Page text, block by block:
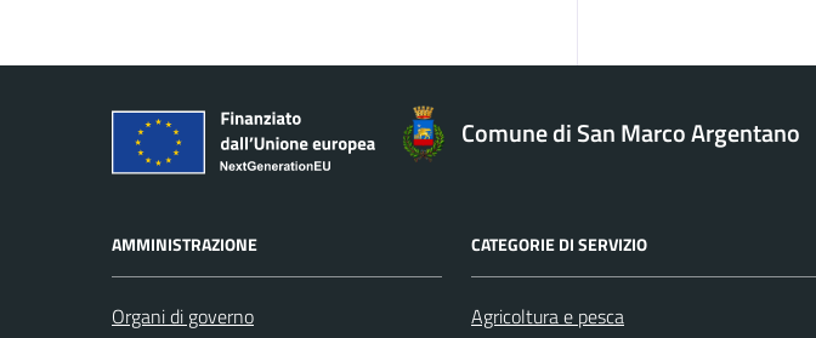
Comune di San Marco Argentano
AMMINISTRAZIONE
Organi di governo
CATEGORIE DI SERVIZIO
Agricoltura e pesca